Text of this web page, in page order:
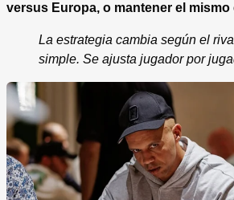
versus Europa, o mantener el mismo
La estrategia cambia según el
simple. Se ajusta jugador por